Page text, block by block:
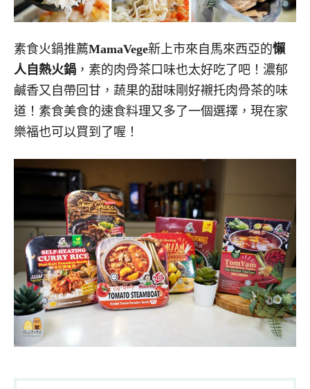
素食火鍋推薦MamaVege新上市來自馬來西亞的懶
人自熱火鍋 ，素的肉骨茶口味也太好吃了吧！濃郁
鹹香又自帶回甘，蔬果的甜味剛好襯托肉骨茶的味
道！素食美食的速食料理又多了一個選擇，現在家
樂福也可以買到了喔！